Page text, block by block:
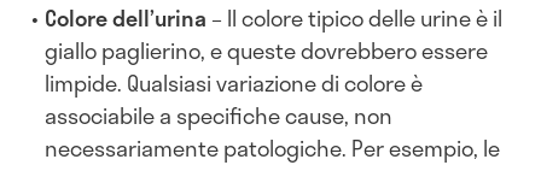
Colore dell’urina – Il colore tipico delle urine è il
giallo paglierino, e queste dovrebbero essere
limpide. Qualsiasi variazione di colore è
associabile a specifiche cause, non
necessariamente patologiche. Per esempio, le